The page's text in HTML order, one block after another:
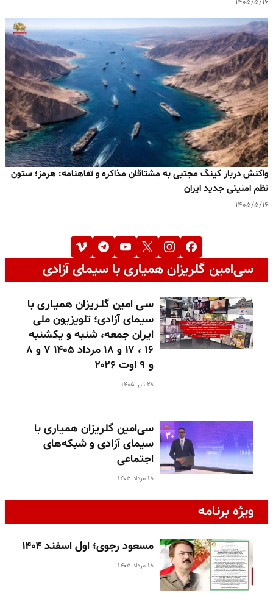
۱۴۰۵/۵/۱۶
واکنش دربار کینگ مجتبی به مشتاقان مذاکره و تفاهنامه: هرمز؛ ستون
نظم امنیتی جدید ایران
۱۴۰۵/۵/۱۶
سی‌امین گلریزان همیاری با سیمای آزادی
سـی امین گلـریزان همیـاری با
سیمای آزادی؛ تلویزیون ملی
ایران جمعه، شنبه و یکشنبه
۱۶ ، ۱۷ و ۱۸ مرداد ۱۴۰۵ ۷ و ۸
و ۹ اوت ۲۰۲۶
۲۸ تیر ۱۴۰۵
سی‌امین گلریزان همیاری با
سیمای آزادی و شبکه‌های
اجتماعی
۱۸ مرداد ۱۴۰۵
ویژه برنامه
مسعود رجوی؛ اول اسفند ۱۴۰۴
۱۸ مرداد ۱۴۰۵